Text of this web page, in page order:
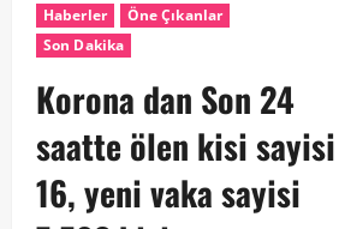
Haberler
Öne Çıkanlar
Son Dakika
Korona dan Son 24
saatte ölen kisi sayisi
16, yeni vaka sayisi